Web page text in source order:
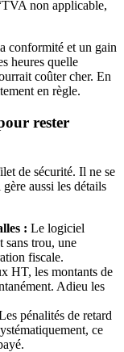
non applicable,
conformité et un gain
heures quelle
coûter cher. En
en règle.
rester
de sécurité. Il ne se
aussi les détails
: Le logiciel
sans trou, une
fiscale.
HT, les montants de
Adieu les
pénalités de retard
ce